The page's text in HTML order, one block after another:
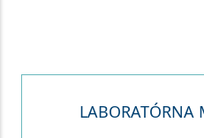
LABORATÓRNA